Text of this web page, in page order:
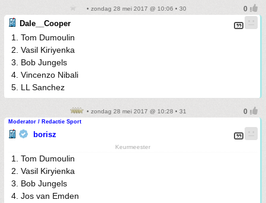
• zondag 28 mei 2017 @ 10:06 • 30
Dale__Cooper
1. Tom Dumoulin
2. Vasil Kiriyenka
3. Bob Jungels
4. Vincenzo Nibali
5. LL Sanchez
• zondag 28 mei 2017 @ 10:28 • 31
Moderator / Redactie Sport
borisz
Keurmeester
1. Tom Dumoulin
2. Vasil Kiryienka
3. Bob Jungels
4. Jos van Emden